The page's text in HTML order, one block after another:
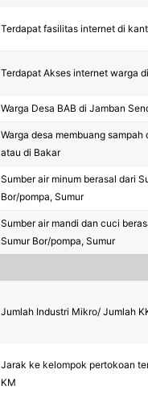
Terdapat fasilitas internet di
Terdapat Akses internet warga
Warga Desa BAB di Jamban
Warga desa membuang sampah
atau di Bakar
Sumber air minum berasal dari
Bor/pompa, Sumur
Sumber air mandi dan cuci
Sumur Bor/pompa, Sumur
Jumlah Industri Mikro/ Jumlah
Jarak ke kelompok pertokoan
KM